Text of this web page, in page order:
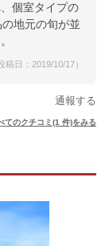
個室タイプの
地元の旬が並
日：2019/10/17）
通報する
てのクチコミ(1 件)をみる